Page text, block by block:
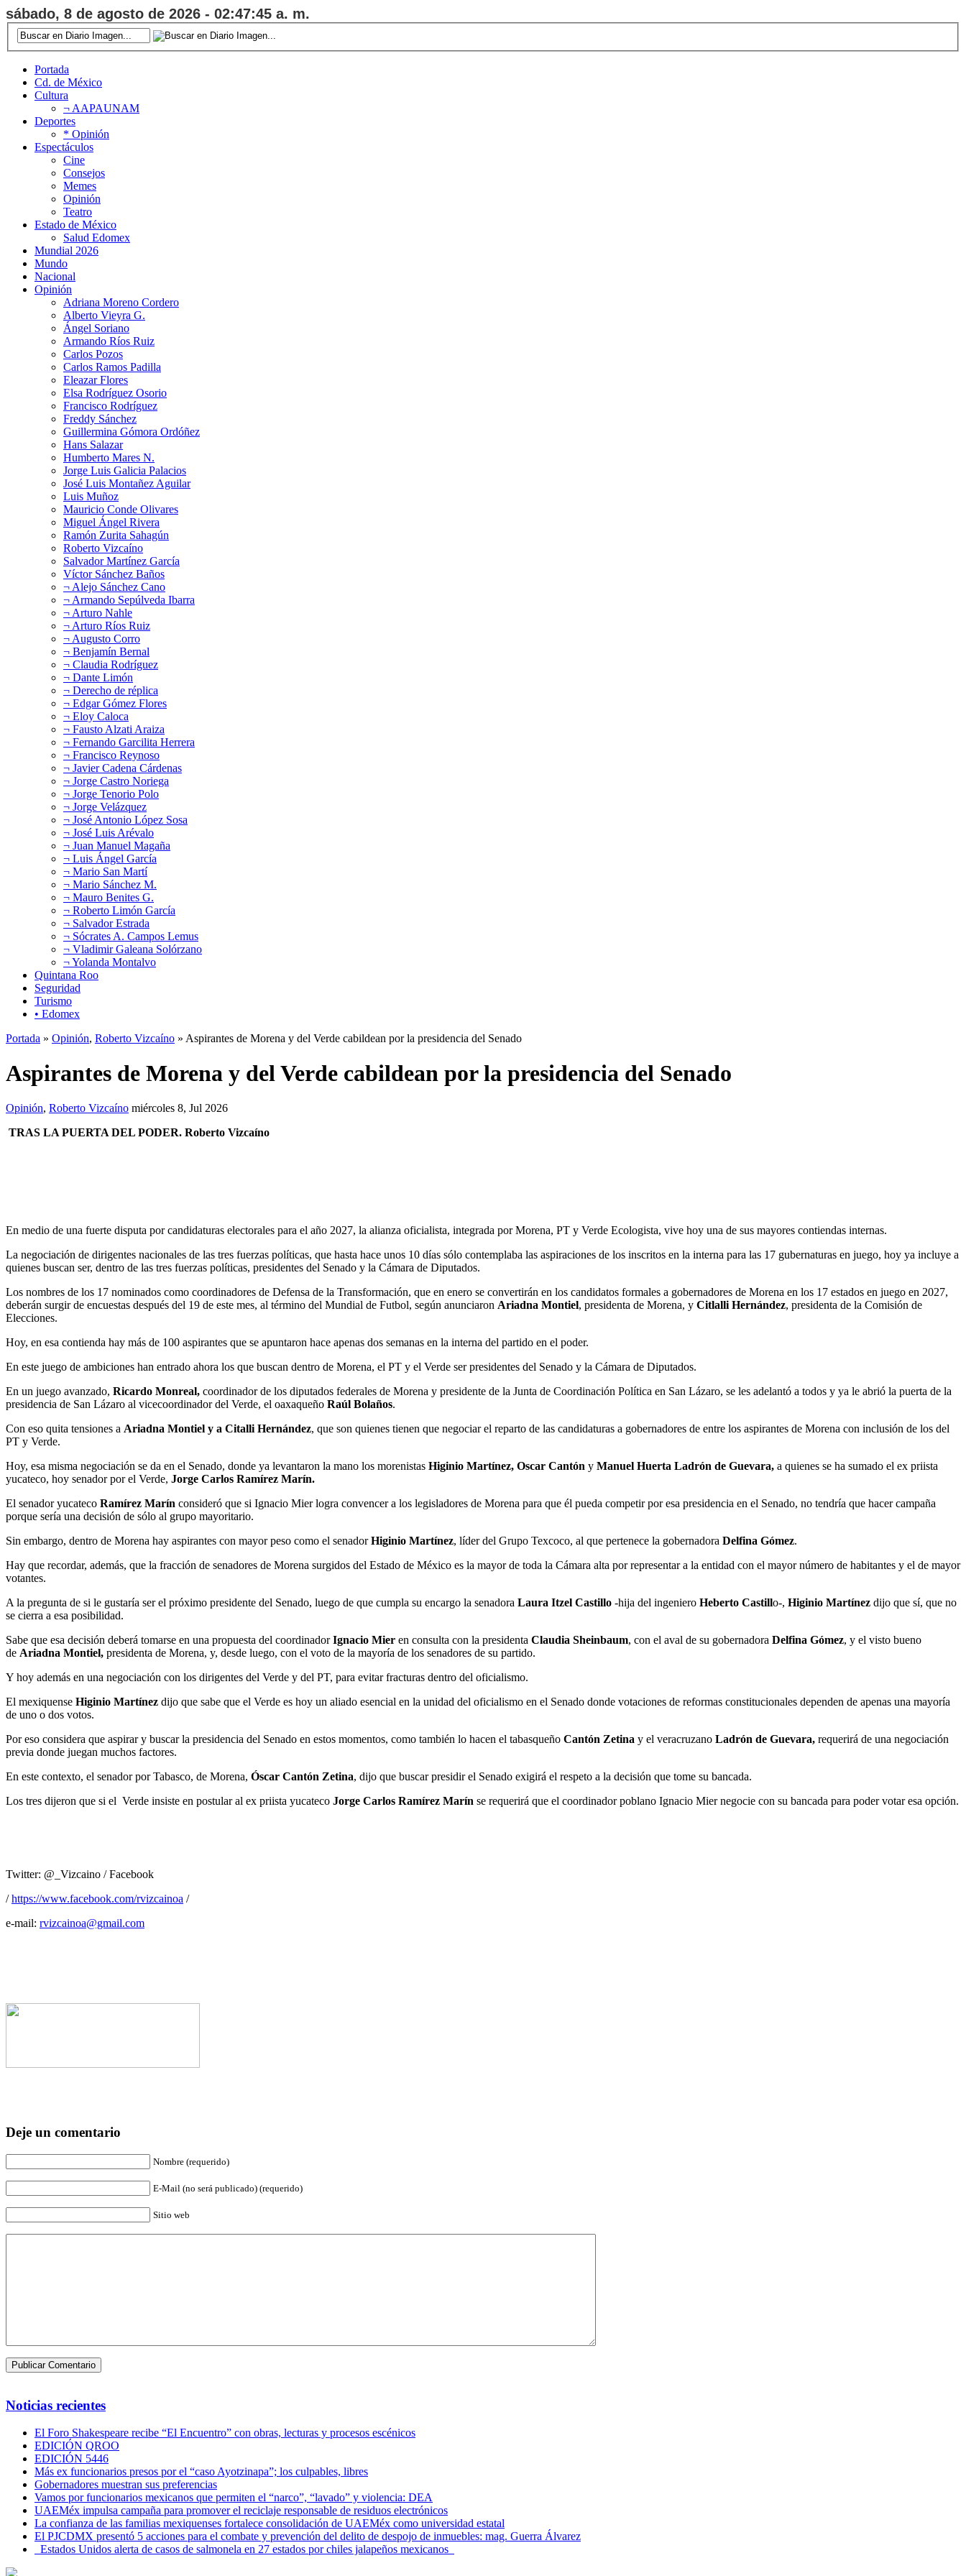
sábado, 8 de agosto de 2026 - 02:47:46 a. m.
Portada
Cd. de México
Cultura
¬ AAPAUNAM
Deportes
* Opinión
Espectáculos
Cine
Consejos
Memes
Opinión
Teatro
Estado de México
Salud Edomex
Mundial 2026
Mundo
Nacional
Opinión
Adriana Moreno Cordero
Alberto Vieyra G.
Ángel Soriano
Armando Ríos Ruiz
Carlos Pozos
Carlos Ramos Padilla
Eleazar Flores
Elsa Rodríguez Osorio
Francisco Rodríguez
Freddy Sánchez
Guillermina Gómora Ordóñez
Hans Salazar
Humberto Mares N.
Jorge Luis Galicia Palacios
José Luis Montañez Aguilar
Luis Muñoz
Mauricio Conde Olivares
Miguel Ángel Rivera
Ramón Zurita Sahagún
Roberto Vizcaíno
Salvador Martínez García
Víctor Sánchez Baños
¬ Alejo Sánchez Cano
¬ Armando Sepúlveda Ibarra
¬ Arturo Nahle
¬ Arturo Ríos Ruiz
¬ Augusto Corro
¬ Benjamín Bernal
¬ Claudia Rodríguez
¬ Dante Limón
¬ Derecho de réplica
¬ Edgar Gómez Flores
¬ Eloy Caloca
¬ Fausto Alzati Araiza
¬ Fernando Garcilita Herrera
¬ Francisco Reynoso
¬ Javier Cadena Cárdenas
¬ Jorge Castro Noriega
¬ Jorge Tenorio Polo
¬ Jorge Velázquez
¬ José Antonio López Sosa
¬ José Luis Arévalo
¬ Juan Manuel Magaña
¬ Luis Ángel García
¬ Mario San Martí
¬ Mario Sánchez M.
¬ Mauro Benites G.
¬ Roberto Limón García
¬ Salvador Estrada
¬ Sócrates A. Campos Lemus
¬ Vladimir Galeana Solórzano
¬ Yolanda Montalvo
Quintana Roo
Seguridad
Turismo
• Edomex
Portada » Opinión, Roberto Vizcaíno » Aspirantes de Morena y del Verde cabildean por la presidencia del Senado
Aspirantes de Morena y del Verde cabildean por la presidencia del Senado
Opinión, Roberto Vizcaíno miércoles 8, Jul 2026
TRAS LA PUERTA DEL PODER. Roberto Vizcaíno
En medio de una fuerte disputa por candidaturas electorales para el año 2027, la alianza oficialista, integrada por Morena, PT y Verde Ecologista, vive hoy una de sus mayores contiendas internas.
La negociación de dirigentes nacionales de las tres fuerzas políticas, que hasta hace unos 10 días sólo contemplaba las aspiraciones de los inscritos en la interna para las 17 gubernaturas en juego, hoy ya incluye a
quienes buscan ser, dentro de las tres fuerzas políticas, presidentes del Senado y la Cámara de Diputados.
Los nombres de los 17 nominados como coordinadores de Defensa de la Transformación, que en enero se convertirán en los candidatos formales a gobernadores de Morena en los 17 estados en juego en 2027,
deberán surgir de encuestas después del 19 de este mes, al término del Mundial de Futbol, según anunciaron Ariadna Montiel, presidenta de Morena, y Citlalli Hernández, presidenta de la Comisión de
Elecciones.
Hoy, en esa contienda hay más de 100 aspirantes que se apuntaron hace apenas dos semanas en la interna del partido en el poder.
En este juego de ambiciones han entrado ahora los que buscan dentro de Morena, el PT y el Verde ser presidentes del Senado y la Cámara de Diputados.
En un juego avanzado, Ricardo Monreal, coordinador de los diputados federales de Morena y presidente de la Junta de Coordinación Política en San Lázaro, se les adelantó a todos y ya le abrió la puerta de la
presidencia de San Lázaro al vicecoordinador del Verde, el oaxaqueño Raúl Bolaños.
Con eso quita tensiones a Ariadna Montiel y a Citalli Hernández, que son quienes tienen que negociar el reparto de las candidaturas a gobernadores de entre los aspirantes de Morena con inclusión de los del
PT y Verde.
Hoy, esa misma negociación se da en el Senado, donde ya levantaron la mano los morenistas Higinio Martínez, Oscar Cantón y Manuel Huerta Ladrón de Guevara, a quienes se ha sumado el ex priista
yucateco, hoy senador por el Verde, Jorge Carlos Ramírez Marín.
El senador yucateco Ramírez Marín consideró que si Ignacio Mier logra convencer a los legisladores de Morena para que él pueda competir por esa presidencia en el Senado, no tendría que hacer campaña
porque sería una decisión de sólo al grupo mayoritario.
Sin embargo, dentro de Morena hay aspirantes con mayor peso como el senadorHiginio Martínez, líder del Grupo Texcoco, al que pertenece la gobernadora Delfina Gómez.
Hay que recordar, además, que la fracción de senadores de Morena surgidos del Estado de México es la mayor de toda la Cámara alta por representar a la entidad con el mayor número de habitantes y el de mayor
votantes.
A la pregunta de si le gustaría ser el próximo presidente del Senado, luego de que cumpla su encargo la senadora Laura Itzel Castillo -hija del ingeniero Heberto Castillo-, Higinio Martínez dijo que sí, que no
se cierra a esa posibilidad.
Sabe que esa decisión deberá tomarse en una propuesta del coordinadorIgnacio Mier en consulta con la presidenta Claudia Sheinbaum, con el aval de su gobernadora Delfina Gómez, y el visto bueno
de Ariadna Montiel, presidenta de Morena, y, desde luego, con el voto de la mayoría de los senadores de su partido.
Y hoy además en una negociación con los dirigentes del Verde y del PT, para evitar fracturas dentro del oficialismo.
El mexiquense Higinio Martínez dijo que sabe que el Verde es hoy un aliado esencial en la unidad del oficialismo en el Senado donde votaciones de reformas constitucionales dependen de apenas una mayoría
de uno o dos votos.
Por eso considera que aspirar y buscar la presidencia del Senado en estos momentos, como también lo hacen el tabasqueño Cantón Zetina y el veracruzano Ladrón de Guevara, requerirá de una negociación
previa donde juegan muchos factores.
En este contexto, el senador por Tabasco, de Morena, Óscar Cantón Zetina, dijo que buscar presidir el Senado exigirá el respeto a la decisión que tome su bancada.
Los tres dijeron que si el Verde insiste en postular al ex priista yucateco Jorge Carlos Ramírez Marín se requerirá que el coordinador poblano Ignacio Mier negocie con su bancada para poder votar esa opción.
Twitter: @_Vizcaino / Facebook
/https://www.facebook.com/rvizcainoa /
e-mail: rvizcainoa@gmail.com
Deje un comentario
Nombre (requerido)
E-Mail (no será publicado) (requerido)
Sitio web
Noticias recientes
El Foro Shakespeare recibe “El Encuentro” con obras, lecturas y procesos escénicos
EDICIÓN QROO
EDICIÓN 5446
Más ex funcionarios presos por el “caso Ayotzinapa”; los culpables, libres
Gobernadores muestran sus preferencias
Vamos por funcionarios mexicanos que permiten el “narco”, “lavado” y violencia: DEA
UAEMéx impulsa campaña para promover el reciclaje responsable de residuos electrónicos
La confianza de las familias mexiquenses fortalece consolidación de UAEMéx como universidad estatal
El PJCDMX presentó 5 acciones para el combate y prevención del delito de despojo de inmuebles: mag. Guerra Álvarez
Estados Unidos alerta de casos de salmonela en 27 estados por chiles jalapeños mexicanos